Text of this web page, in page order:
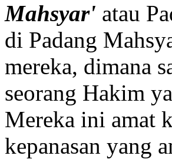
Mahsyar' atau
di Padang
mereka, dimana
seorang Hakim
Mereka ini amat
kepanasan yang